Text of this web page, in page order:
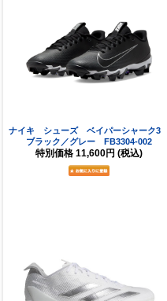
ナイキ シューズ ベイパーシャーク3
ブラック／グレー FB3304-002
特別価格 11,600円 (税込)